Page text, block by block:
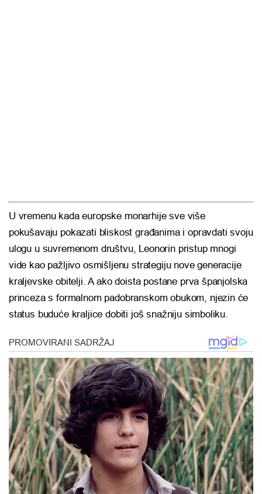
U vremenu kada europske monarhije sve više
pokušavaju pokazati bliskost građanima i opravdati svoju
ulogu u suvremenom društvu, Leonorin pristup mnogi
vide kao pažljivo osmišljenu strategiju nove generacije
kraljevske obitelji. A ako doista postane prva španjolska
princeza s formalnom padobranskom obukom, njezin će
status buduće kraljice dobiti još snažniju simboliku.